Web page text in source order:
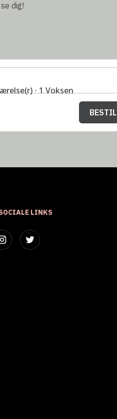
dig!
⋅ 1 Voksen
BESTIL
LINKS